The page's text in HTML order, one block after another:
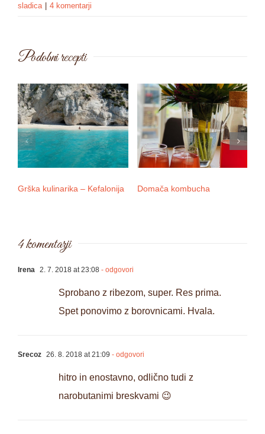
sladica | 4 komentarji
Podobni recepti
Grška kulinarika – Kefalonija Domača kombucha
4 komentarji
Irena 2. 7. 2018 at 23:08 - odgovori
Sprobano z ribezom, super. Res prima.
Spet ponovimo z borovnicami. Hvala.
Srecoz 26. 8. 2018 at 21:09 - odgovori
hitro in enostavno, odlično tudi z
narobutanimi breskvami 😉